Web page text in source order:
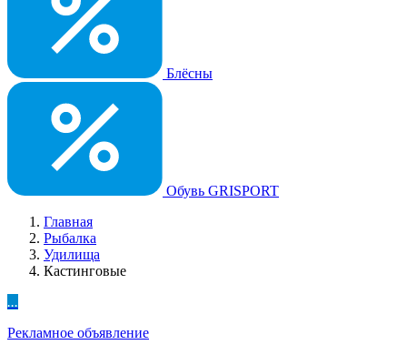
Блёсны
Обувь GRISPORT
Главная
Рыбалка
Удилища
Кастинговые
...
Рекламное объявление